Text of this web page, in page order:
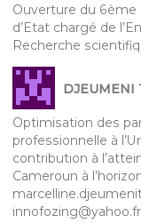
Ouverture du 6ème
d’Etat chargé de
Recherche
DJEUMENI
Optimisation des
professionnelle à
contribution à
Cameroun à
innofozing@yahoo.fr